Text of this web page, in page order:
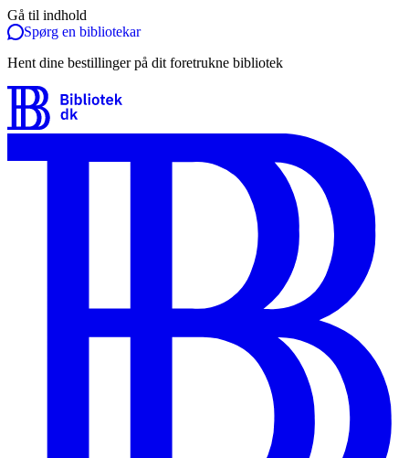
Gå til indhold
Spørg en bibliotekar
Hent dine bestillinger på dit foretrukne bibliotek